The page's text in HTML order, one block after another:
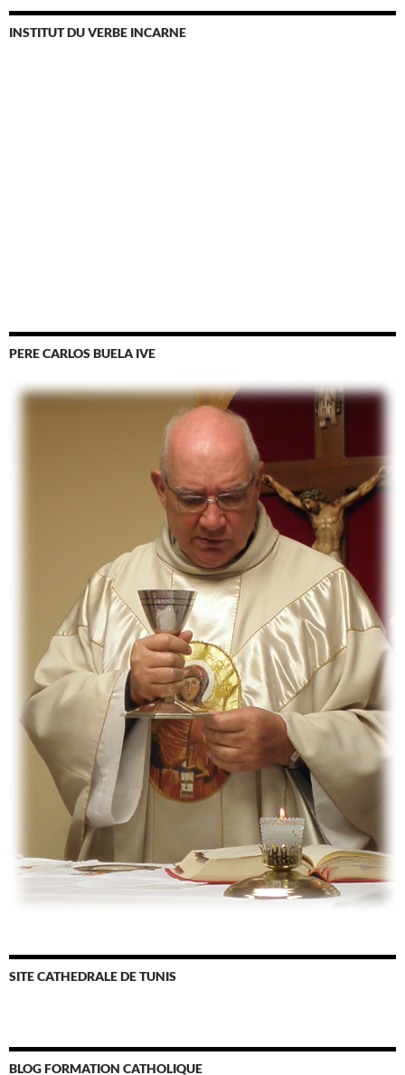
INSTITUT DU VERBE INCARNE
SITE CATHEDRALE DE TUNIS
BLOG FORMATION CATHOLIQUE